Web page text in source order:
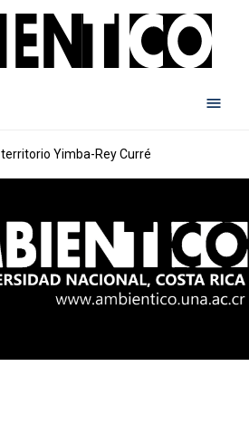
territorio Yimba-Rey Curré